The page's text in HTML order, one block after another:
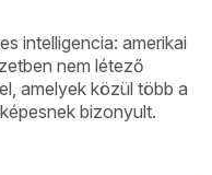
intelligencia: amerikai
nem létező
amelyek közül több a
bizonyult.